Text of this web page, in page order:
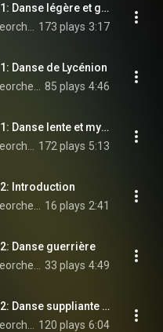
Daphnis et Chloé, M. 57, Pt. 1: Danse légère et gracieuse de Daphnis
173 plays 3:17
Danse de Lycénion
85 plays 4:46
Daphnis et Chloé, M. 57, Pt. 1: Danse lente et mystérieuse des nymphes
172 plays 5:13
2: Introduction
16 plays 2:41
2: Danse guerrière
33 plays 4:49
Daphnis et Chloé, M. 57, Pt. 2: Danse suppliante de Chloé
120 plays 6:04